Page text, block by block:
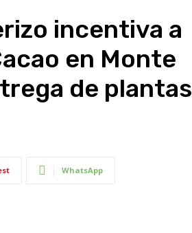
incentiva a
en Monte
de plantas
WhatsApp